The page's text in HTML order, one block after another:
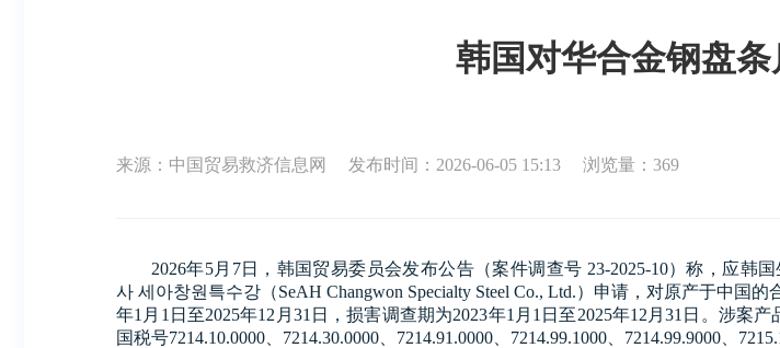
韩国对华合金钢盘
来源：中国贸易救济信息网 发布时间：2026-06-05 15:13 浏览量：369
2026年5月7日，韩国贸易委员会发布公告（案件调查号 23-2025-10）称，应韩
사 세아창원특수강（SeAH Changwon Specialty Steel Co., Ltd.）申请，对原产于中国
年1月1日至2025年12月31日，损害调查期为2023年1月1日至2025年12月31日。涉
国税号7214.10.0000、7214.30.0000、7214.91.0000、7214.99.1000、7214.99.9000、